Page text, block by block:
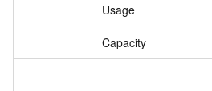
Usage
Capacity